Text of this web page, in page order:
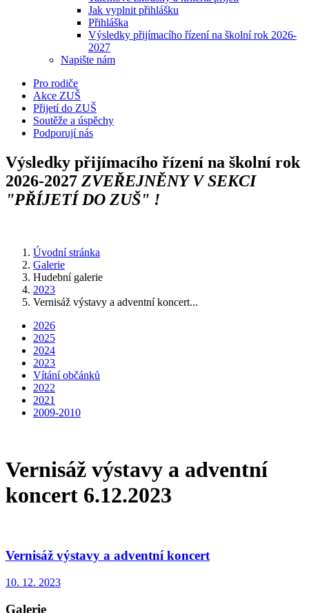
Jak vyplnit přihlášku
Přihláška
Výsledky přijímacího řízení na školní rok 2026-
2027
Napište nám
Pro rodiče
Akce ZUŠ
Přijetí do ZUŠ
Soutěže a úspěchy
Podporují nás
Výsledky přijímacího řízení na školní rok
2026-2027 ZVEŘEJNĚNY V SEKCI
"PŘÍJETÍ DO ZUŠ" !
Úvodní stránka
Galerie
Hudební galerie
2023
Vernisáž výstavy a adventní koncert...
2026
2025
2024
2023
Vítání občánků
2022
2021
2009-2010
Vernisáž výstavy a adventní
koncert 6.12.2023
Vernisáž výstavy a adventní koncert
10. 12. 2023
Galerie